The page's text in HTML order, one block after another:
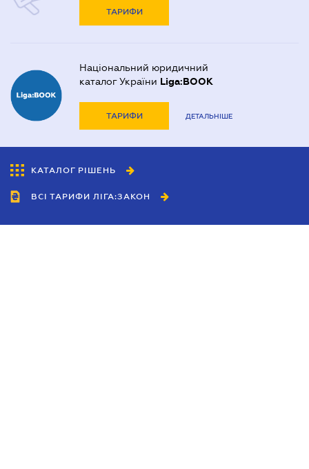
ТАРИФИ
Національний юридичний
каталог України Liga:BOOK
ТАРИФИ ДЕТАЛЬНІШЕ
КАТАЛОГ РІШЕНЬ
ВСІ ТАРИФИ ЛІГА:ЗАКОН